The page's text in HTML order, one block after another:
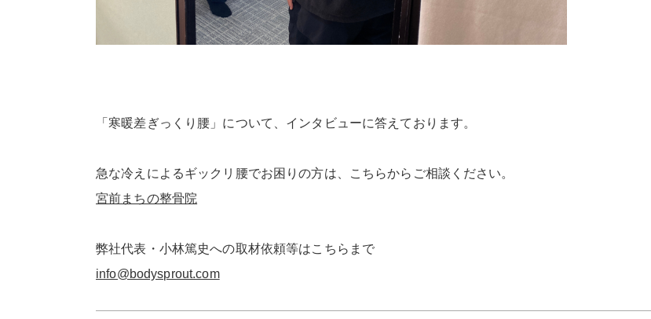
「寒暖差ぎっくり腰」について、インタビューに答えております。
急な冷えによるギックリ腰でお困りの方は、こちらからご相談ください。
宮前まちの整骨院
弊社代表・小林篤史への取材依頼等はこちらまで
info@bodysprout.com